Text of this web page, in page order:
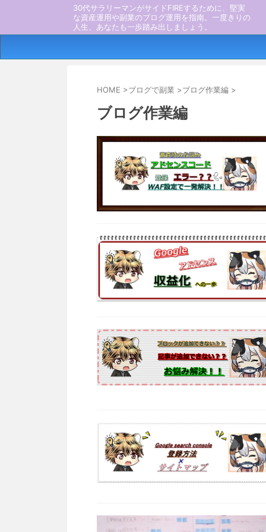
30代サラリーマンがサイドFIREするために、堅実
な資産運用や副業のブログ運用を指南。一度きりの
人生、あなたも一歩踏み出しましょう。
HOME >ブログで副業 >ブログ作業編 >
ブログ作業編